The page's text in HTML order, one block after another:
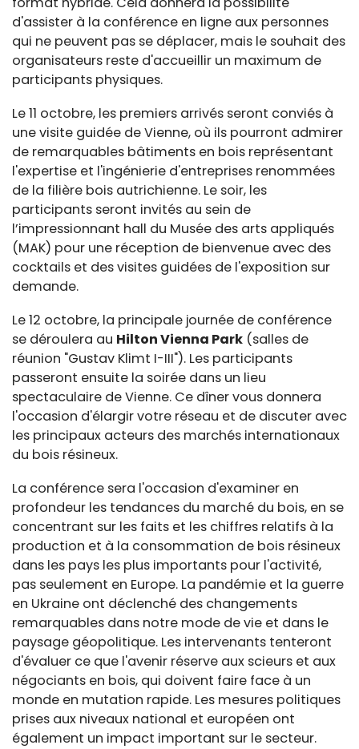
d'assister à la conférence en ligne aux personnes
qui ne peuvent pas se déplacer, mais le souhait des
organisateurs reste d'accueillir un maximum de
participants physiques.
Le 11 octobre, les premiers arrivés seront conviés à
une visite guidée de Vienne, où ils pourront admirer
de remarquables bâtiments en bois représentant
l'expertise et l'ingénierie d'entreprises renommées
de la filière bois autrichienne. Le soir, les
participants seront invités au sein de
l’impressionnant hall du Musée des arts appliqués
(MAK) pour une réception de bienvenue avec des
cocktails et des visites guidées de l'exposition sur
demande.
Le 12 octobre, la principale journée de conférence
se déroulera au Hilton Vienna Park (salles de
réunion "Gustav Klimt I-III"). Les participants
passeront ensuite la soirée dans un lieu
spectaculaire de Vienne. Ce dîner vous donnera
l'occasion d'élargir votre réseau et de discuter avec
les principaux acteurs des marchés internationaux
du bois résineux.
La conférence sera l'occasion d'examiner en
profondeur les tendances du marché du bois, en se
concentrant sur les faits et les chiffres relatifs à la
production et à la consommation de bois résineux
dans les pays les plus importants pour l'activité,
pas seulement en Europe. La pandémie et la guerre
en Ukraine ont déclenché des changements
remarquables dans notre mode de vie et dans le
paysage géopolitique. Les intervenants tenteront
d'évaluer ce que l'avenir réserve aux scieurs et aux
négociants en bois, qui doivent faire face à un
monde en mutation rapide. Les mesures politiques
prises aux niveaux national et européen ont
également un impact important sur le secteur.